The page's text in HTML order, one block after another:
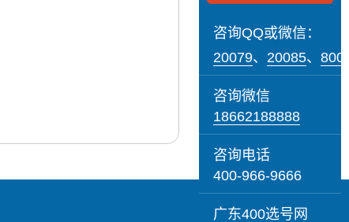
咨询QQ或微信：
20079、 20085、
咨询微信
18662188888
咨询电话
400-966-9666
广东400选号网